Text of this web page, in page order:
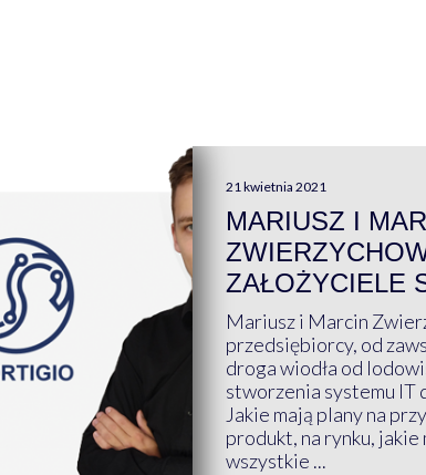
21 kwietnia 2021
MARIUSZ I
ZAŁOŻYCIELE
Mariusz i Marcin
przedsiębiorcy, od
droga wiodła od
stworzenia systemu IT
Jakie mają plany na
produkt, na rynku,
wszystkie ...